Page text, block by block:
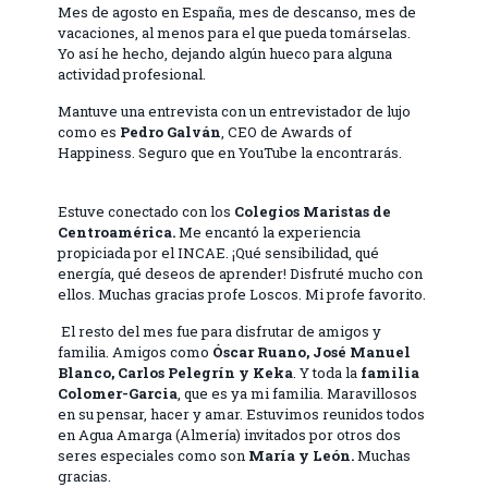
Mes de agosto en España, mes de descanso, mes de
vacaciones, al menos para el que pueda tomárselas.
Yo así he hecho, dejando algún hueco para alguna
actividad profesional.
Mantuve una entrevista con un entrevistador de lujo
como es Pedro Galván, CEO de Awards of
Happiness. Seguro que en YouTube la encontrarás.
Estuve conectado con los Colegios Maristas de
Centroamérica.Me encantó la experiencia
propiciada por el INCAE. ¡Qué sensibilidad, qué
energía, qué deseos de aprender! Disfruté mucho con
ellos. Muchas gracias profe Loscos. Mi profe favorito.
El resto del mes fue para disfrutar de amigos y
familia. Amigos como Óscar Ruano, José Manuel
Blanco, Carlos Pelegrín y Keka. Y toda la familia
Colomer-Garcia, que es ya mi familia. Maravillosos
en su pensar, hacer y amar. Estuvimos reunidos todos
en Agua Amarga (Almería) invitados por otros dos
seres especiales como son María y León.Muchas
gracias.